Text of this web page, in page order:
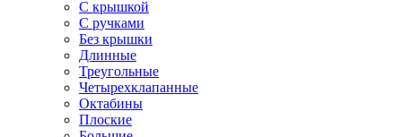
С крышкой
С ручками
Без крышки
Длинные
Треугольные
Четырехклапанные
Октабины
Плоские